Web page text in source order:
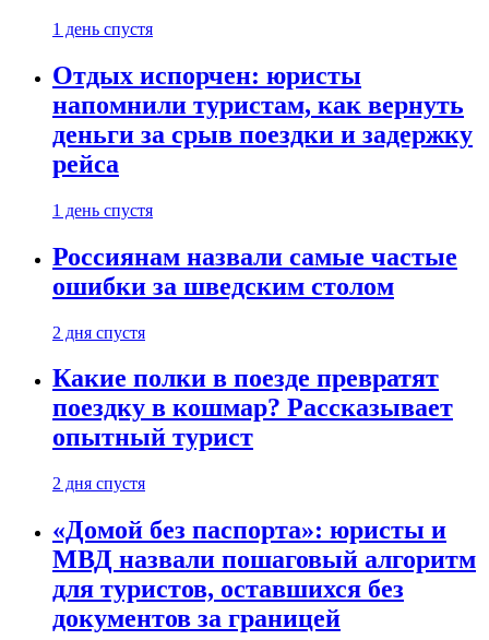
1 день спустя
Отдых испорчен: юристы
напомнили туристам, как вернуть
деньги за срыв поездки и задержку
рейса
1 день спустя
Россиянам назвали самые частые
ошибки за шведским столом
2 дня спустя
Какие полки в поезде превратят
поездку в кошмар? Рассказывает
опытный турист
2 дня спустя
«Домой без паспорта»: юристы и
МВД назвали пошаговый алгоритм
для туристов, оставшихся без
документов за границей